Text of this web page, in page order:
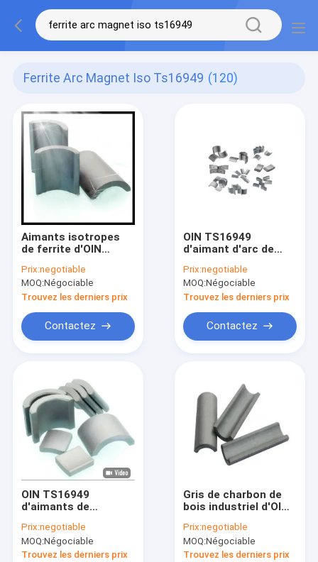
Ferrite Arc Magnet Iso Ts16949 (120)
Aimants isotropes
de ferrite d'OIN
d'arc de ferrite de
moteur de GYMNASE
Prix:negotiable
MOQ:Négociable
Trouvez les derniers prix
Contactez
OIN TS16949
d'aimant d'arc de
6Fe2O3 pour des
automobiles
pompant des
moteurs
Prix:negotiable
MOQ:Négociable
Trouvez les derniers prix
Contactez
OIN TS16949
d'aimants de
d'OEM d'aimants
d'arc de ferrite de
résistance à la
Prix:negotiable
MOQ:Négociable
Trouvez les derniers prix
Gris de charbon de
bois industriel d'OIN
noyau de ferrite
d'ETD
Prix:negotiable
MOQ:Négociable
Trouvez les derniers prix